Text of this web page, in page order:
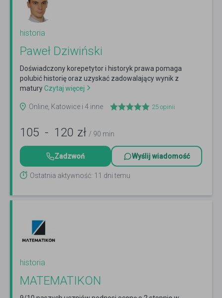
historia
Paweł Dziwiński
Doświadczony korepetytor i historyk prawa pomaga
polubić historię oraz uzyskać zadowalający wynik z
maturyCzytaj więcej
Online, Katowice i 4 inne 25 opinii
105 - 120 zł / 90 min
Zadzwoń Wyślij wiadomość
Ostatnia aktywność: 11 dni temu
historia
MATEMATIKON